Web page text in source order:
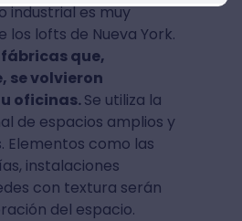
industrial es muy
lofts de Nueva York.
que,
se volvieron
oficinas.Se utiliza la
de espacios amplios y
Elementos como las
instalaciones
con textura serán
del espacio.